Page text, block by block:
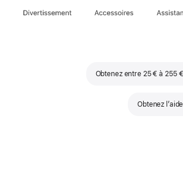
Divertissements Accessoires
Obtenez entre 25 € à 255
Obtenez